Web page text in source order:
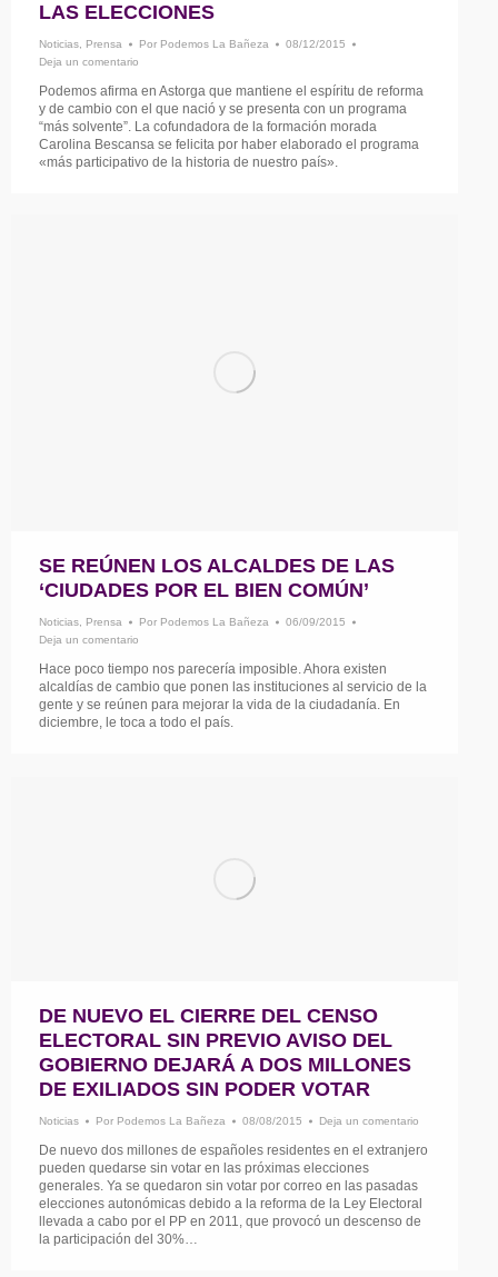
LAS ELECCIONES
Noticias Prensa Por Podemos La Bañeza
08/12/2015
Deja un comentario
Podemos afirma en Astorga que mantiene el espíritu de reforma
y de cambio con el que nació y se presenta con un programa
“más solvente”. La cofundadora de la formación morada
Carolina Bescansa se felicita por haber elaborado el programa
«más participativo de la historia de nuestro país».
SE REÚNEN LOS ALCALDES DE LAS
‘CIUDADES POR EL BIEN COMÚN’
Noticias, Prensa Por Podemos La Bañeza
06/09/2015
Deja un comentario
Hace poco tiempo nos parecería imposible. Ahora existen
alcaldías de cambio que ponen las instituciones al servicio de la
gente y se reúnen para mejorar la vida de la ciudadanía. En
diciembre, le toca a todo el país.
DE NUEVO EL CIERRE DEL CENSO
ELECTORAL SIN PREVIO AVISO DEL
GOBIERNO DEJARÁ A DOS MILLONES
DE EXILIADOS SIN PODER VOTAR
Noticias Por Podemos La Bañeza 08/08/2015 Deja un comentario
De nuevo dos millones de españoles residentes en el extranjero
pueden quedarse sin votar en las próximas elecciones
generales. Ya se quedaron sin votar por correo en las pasadas
elecciones autonómicas debido a la reforma de la Ley Electoral
llevada a cabo por el PP en 2011, que provocó un descenso de
la participación del 30%…